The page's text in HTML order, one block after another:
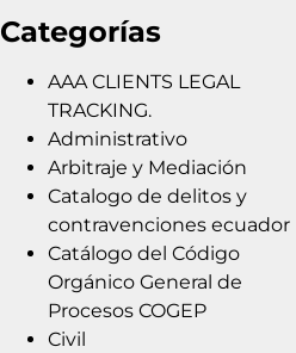
Categorías
AAA CLIENTS LEGAL
TRACKING.
Administrativo
Arbitraje y Mediación
Catalogo de delitos y
contravenciones ecuador
Catálogo del Código
Orgánico General de
Procesos COGEP
Civil